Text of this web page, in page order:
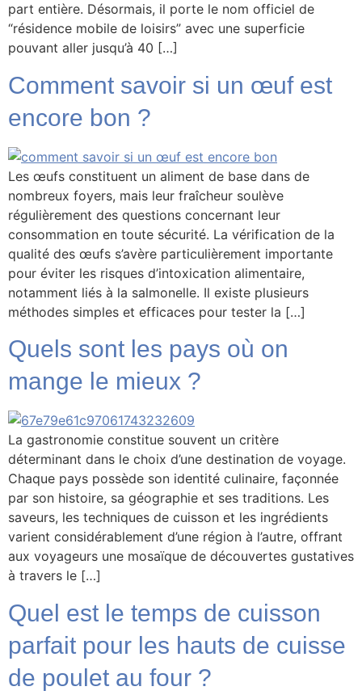
part entière. Désormais, il porte le nom officiel de
“résidence mobile de loisirs” avec une superficie
pouvant aller jusqu’à 40 […]
Comment savoir si un œuf est
encore bon ?
Les œufs constituent un aliment de base dans de
nombreux foyers, mais leur fraîcheur soulève
régulièrement des questions concernant leur
consommation en toute sécurité. La vérification de la
qualité des œufs s’avère particulièrement importante
pour éviter les risques d’intoxication alimentaire,
notamment liés à la salmonelle. Il existe plusieurs
méthodes simples et efficaces pour tester la […]
Quels sont les pays où on
mange le mieux ?
La gastronomie constitue souvent un critère
déterminant dans le choix d’une destination de voyage.
Chaque pays possède son identité culinaire, façonnée
par son histoire, sa géographie et ses traditions. Les
saveurs, les techniques de cuisson et les ingrédients
varient considérablement d’une région à l’autre, offrant
aux voyageurs une mosaïque de découvertes gustatives
à travers le […]
Quel est le temps de cuisson
parfait pour les hauts de cuisse
de poulet au four ?